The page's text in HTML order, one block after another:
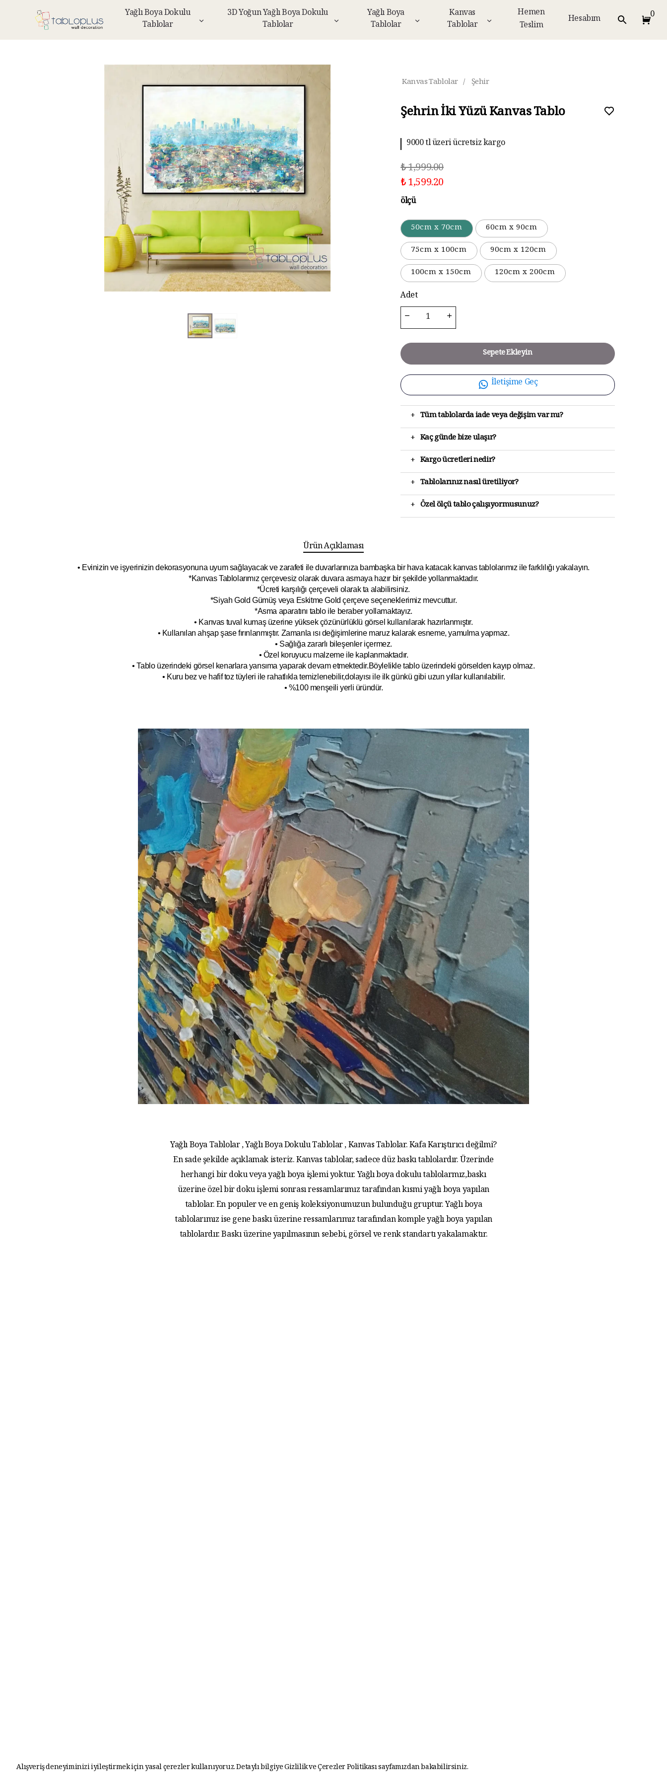
Yağlı Boya Dokulu
Tablolar
3D Yoğun Yağlı Boya Dokulu
Tablolar
Yağlı Boya
Tablolar
Kanvas
Tablolar
Hemen
Teslim
Hesabım 0
Alışveriş deneyiminizi iyileştirmek için yasal çerezler kullanıyoruz. Detaylı bilgiyeGizlilik ve Çerezler Politikasısayfamızdan bakabilirsiniz.
Kanvas Tablolar / Şehir
Şehrin İki Yüzü Kanvas Tablo
9000 tl üzeri ücretsiz kargo
₺ 1,999.00
₺ 1,599.20
ölçü
50cm x 70cm
60cm x 90cm
75cm x 100cm
90cm x 120cm
100cm x 150cm
120cm x 200cm
Adet
Sepete Ekleyin
İletişime Geç
+ Tüm tablolarda iade veya değişim var mı?
+ Kaç günde bize ulaşır?
+ Kargo ücretleri nedir?
+ Tablolarınız nasıl üretiliyor?
+ Özel ölçü tablo çalışıyormusunuz?
Ürün Açıklaması
• Evinizin ve işyerinizin dekorasyonuna uyum sağlayacak ve zarafeti ile duvarlarınıza bambaşka bir hava katacak kanvas tablolarımız ile farklılığı yakalayın.
*Kanvas Tablolarımız çerçevesiz olarak duvara asmaya hazır bir şekilde yollanmaktadır.
*Ücreti karşılığı çerçeveli olarak ta alabilirsiniz.
*Siyah Gold Gümüş veya Eskitme Gold çerçeve seçeneklerimiz mevcuttur.
*Asma aparatını tablo ile beraber yollamaktayız.
• Kanvas tuval kumaş üzerine yüksek çözünürlüklü görsel kullanılarak hazırlanmıştır.
• Kullanılan ahşap şase fırınlanmıştır. Zamanla ısı değişimlerine maruz kalarak esneme, yamulma yapmaz.
• Sağlığa zararlı bileşenler içermez.
• Özel koruyucu malzeme ile kaplanmaktadır.
• Tablo üzerindeki görsel kenarlara yansıma yaparak devam etmektedir.Böylelikle tablo üzerindeki görselden kayıp olmaz.
• Kuru bez ve hafif toz tüyleri ile rahatlıkla temizlenebilir,dolayısı ile ilkgünkü gibi uzun yıllar kullanılabilir.
• %100 menşeili yerli üründür.
Yağlı Boya Tablolar , Yağlı Boya Dokulu Tablolar , Kanvas Tablolar. Kafa Karıştırıcı değilmi?
En sade şekilde açıklamak isteriz. Kanvas tablolar, sadece düz baskı tablolardır. Üzerinde
herhangi bir doku veya yağlı boya işlemi yoktur. Yağlı boya dokulu tablolarmız,baskı
üzerine özel bir doku işlemi sonrası ressamlarımız tarafından kısmi yağlı boya yapılan
tablolar. En populer ve en geniş koleksiyonumuzun bulunduğu gruptur. Yağlı boya
tablolarımız ise gene baskı üzerine ressamlarımız tarafından komple yağlı boya yapılan
tablolardır. Baskı üzerine yapılmasının sebebi, görsel ve renk standartı yakalamaktır.